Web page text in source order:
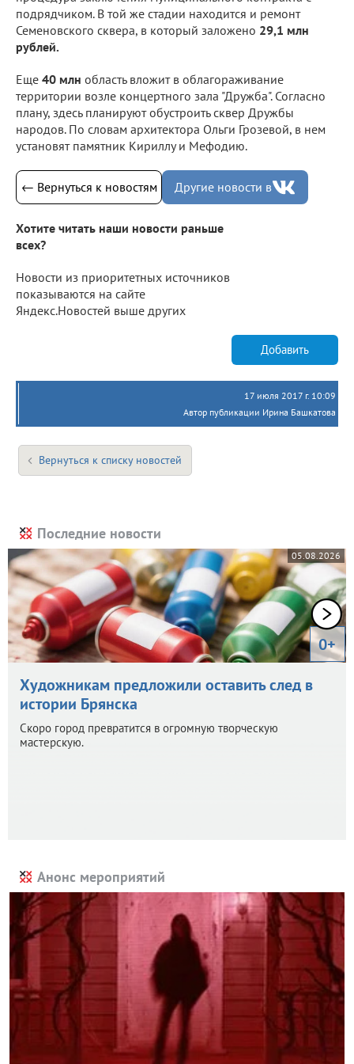
подрядчиком. В той же стадии находится и ремонт
Семеновского сквера, в который заложено 29,1 млн
рублей.
Еще 40 млн область вложит в облагораживание
территории возле концертного зала "Дружба". Согласно
плану, здесь планируют обустроить сквер Дружбы
народов. По словам архитектора Ольги Грозевой, в нем
установят памятник Кириллу и Мефодию.
← Вернуться к новостям Другие новости в
Хотите читать наши новости раньше
всех?
Новости из приоритетных источников
показываются на сайте
Яндекс.Новостей выше других
Добавить
17 июля 2017 г. 10:09
Автор публикации Ирина Башкатова
Вернуться к списку новостей
Последние новости
05.08.2026
0+
Художникам предложили оставить след в
истории Брянска
Скоро город превратится в огромную творческую
мастерскую.
Анонс мероприятий